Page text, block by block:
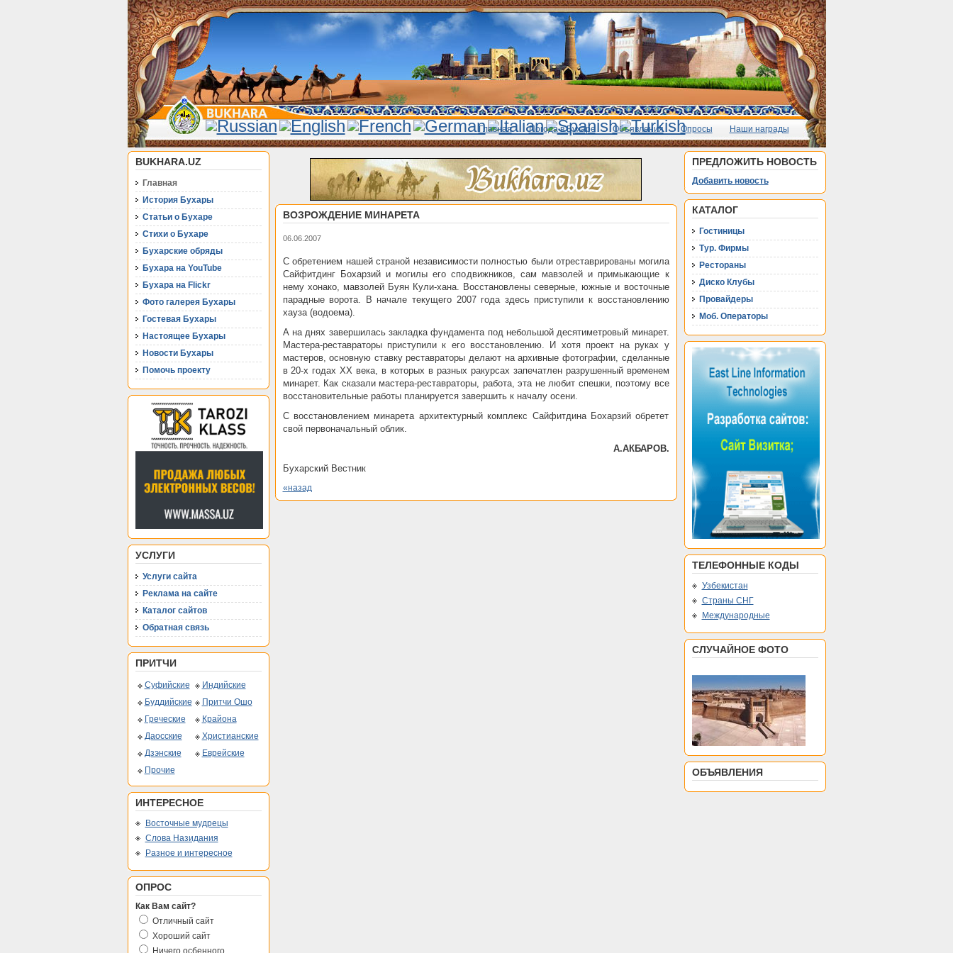
Главная Погода в Бухаре Объявления Опросы Наши награды
BUKHARA.UZ
Главная
История Бухары
Статьи о Бухаре
Стихи о Бухаре
Бухарские обряды
Бухара на YouTube
Бухара на Flickr
Фото галерея Бухары
Гостевая Бухары
Настоящее Бухары
Новости Бухары
Помочь проекту
УСЛУГИ
Услуги сайта
Реклама на сайте
Каталог сайтов
Обратная связь
ПРИТЧИ
Суфийские
Индийские
Буддийские
Притчи Ошо
Греческие
Крайона
Даосские
Христианские
Дзэнские
Еврейские
Прочие
ИНТЕРЕСНОЕ
Восточные мудрецы
Слова Назидания
Разное и интересное
ОПРОС
Как Вам сайт?
Отличный сайт
Хороший сайт
Ничего осбенного
ВОЗРОЖДЕНИЕ МИНАРЕТА
06.06.2007
С обретением нашей страной независимости полностью были отреставрированы могила
Сайфитдинг Бохарзий и могилы его сподвижников, сам мавзолей и примыкающие к
нему хонако, мавзолей Буян Кули-хана. Восстановлены северные, южные и восточные
парадные ворота. В начале текущего 2007 года здесь приступили к восстановлению
хауза (водоема).
А на днях завершилась закладка фундамента под небольшой десятиметровый минарет.
Мастера-реставраторы приступили к его восстановлению. И хотя проект на руках у
мастеров, основную ставку реставраторы делают на архивные фотографии, сделанные
в 20-х годахXX века, в которых в разных ракурсах запечатлен разрушенный временем
минарет. Как сказали мастера-реставраторы, работа, эта не любит спешки, поэтому все
восстановительные работы планируется завершить к началу осени.
С восстановлением минарета архитектурный комплекс Сайфитдина Бохарзий обретет
свой первоначальный облик.
А.АКБАРОВ.
Бухарский Вестник
«назад
ПРЕДЛОЖИТЬ НОВОСТЬ
Добавить новость
КАТАЛОГ
Гостиницы
Тур. Фирмы
Рестораны
Диско Клубы
Провайдеры
Моб. Операторы
ТЕЛЕФОННЫЕ КОДЫ
Узбекистан
Страны СНГ
Международные
СЛУЧАЙНОЕ ФОТО
ОБЪЯВЛЕНИЯ